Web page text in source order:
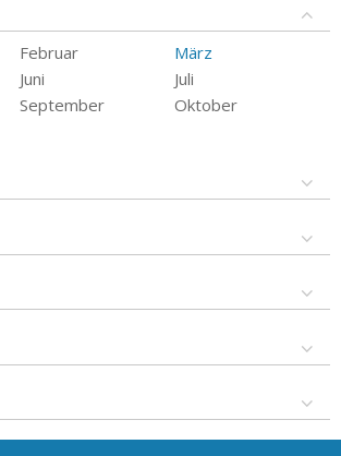
Februar
März
Juni
Juli
September
Oktober